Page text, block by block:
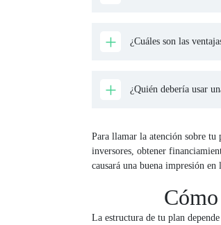
¿Cuáles son las
¿Quién debería usar
Para llamar la atención sobre tu
inversores, obtener
causará una buena impresión en
La estructura de tu plan